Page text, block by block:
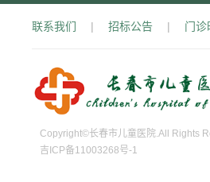
联系我们 | 招标公告 | 门诊
Copyright©长春市儿童医院.All Rights
吉ICP备11003268号-1